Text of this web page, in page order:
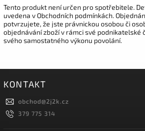
Tento produkt není určen pro spotřebitele.
uvedena v Obchodních podmínkách.
potvrzujete, že jste právnickou osobou či
objednávání zboží v rámci své podnikatelské
svého samostatného výkonu povolání.
KONTAKT
obchod@2j2k.cz
379 775 314